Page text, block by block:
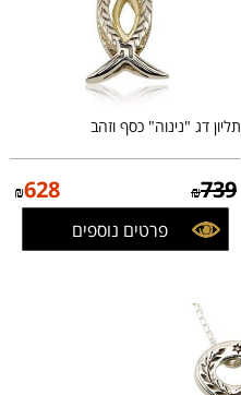
תליון דג "נינוה" כסף וזהב
₪739
₪628
פרטים נוספים